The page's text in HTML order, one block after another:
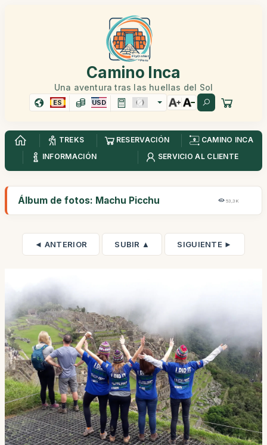
Camino Inca
Una aventura tras las huellas del Sol
ES USD
TREKS RESERVACIÓN
CAMINO INCA
INFORMACIÓN
SERVICIO AL CLIENTE
Álbum de fotos: Machu Picchu 53,3K
◄ ANTERIOR SUBIR ▲ SIGUIENTE ►